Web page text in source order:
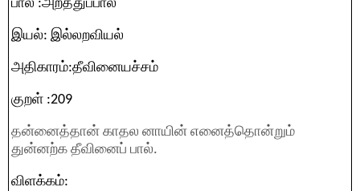
பால் :அறத்துப்பால்
இயல்: இல்லறவியல்
அதிகாரம்:தீவினையச்சம்
குறள் :209
தன்னைத்தான் காதல னாயின் எனைத்தொன்றும்
துன்னற்க தீவினைப் பால்.
விளக்கம்: